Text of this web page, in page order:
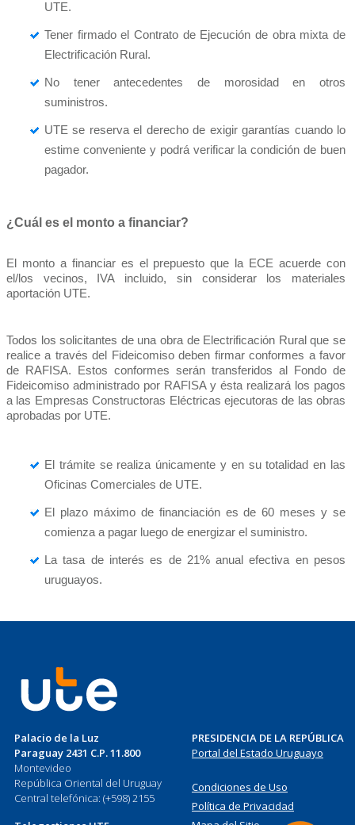
UTE.
Tener firmado el Contrato de Ejecución de obra mixta de
Electrificación Rural.
No tener antecedentes de morosidad en otros
suministros.
UTE se reserva el derecho de exigir garantías cuando lo
estime conveniente y podrá verificar la condición de buen
pagador.
¿Cuál es el monto a financiar?
El monto a financiar es el prepuesto que la ECE acuerde con
el/los vecinos, IVA incluido, sin considerar los materiales
aportación UTE.
Todos los solicitantes de una obra de Electrificación Rural que se
realice a través del Fideicomiso deben firmar conformes a favor
de RAFISA. Estos conformes serán transferidos al Fondo de
Fideicomiso administrado por RAFISA y ésta realizará los pagos
a las Empresas Constructoras Eléctricas ejecutoras de las obras
aprobadas por UTE.
El trámite se realiza únicamente y en su totalidad en las
Oficinas Comerciales de UTE.
El plazo máximo de financiación es de 60 meses y se
comienza a pagar luego de energizar el suministro.
La tasa de interés es de 21% anual efectiva en pesos
uruguayos.
Palacio de la Luz
Paraguay 2431 C.P. 11.800
Montevideo
República Oriental del Uruguay
Central telefónica: (+598) 2155
PRESIDENCIA DE LA REPÚBLICA
Portal del Estado Uruguayo
Condiciones de Uso
Política de Privacidad